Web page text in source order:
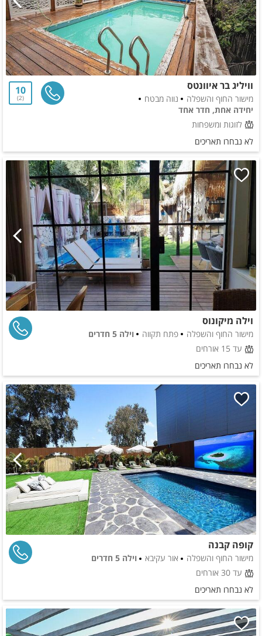
וויליג בר איוונטס
מישור החוף והשפלה
נווה מבטח
יחידה אחת, חדר אחד
לזוגות ומשפחות
10
2
לא נבחרו תאריכים
וילה מיקונוס
מישור החוף והשפלה פתח תקווה
וילה 5 חדרים
עד 15 אורחים
לא נבחרו תאריכים
קופה קבנה
מישור החוף והשפלה אור עקיבא
וילה 5 חדרים
עד 30 אורחים
לא נבחרו תאריכים